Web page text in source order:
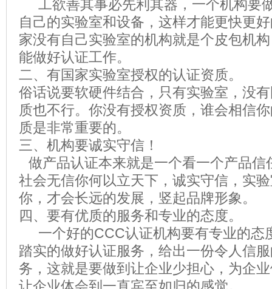
工欲善其事必先利其器，一个机构要
自己的实验室和设备，这样才能更快更
家没有自己实验室的机构就是个皮包机
能做好认证工作。
二、有国家实验室授权的认证资质。
俗话说要软硬件结合，只有实验室，没
质也不行。你没有授权资质，谁会相信
质是非常重要的。
三、机构要诚实守信！
做产品认证本来就是一个看一个产品信
社会无信你何以立天下，诚实守信，实
你，才会长远的发展，竖起品牌形象。
四、要有优质的服务和专业的态度。
一个好的CCC认证机构要有专业的态
踏实的做好认证服务，给出一份令人信
务，这就是要做到让企业少担心，为企